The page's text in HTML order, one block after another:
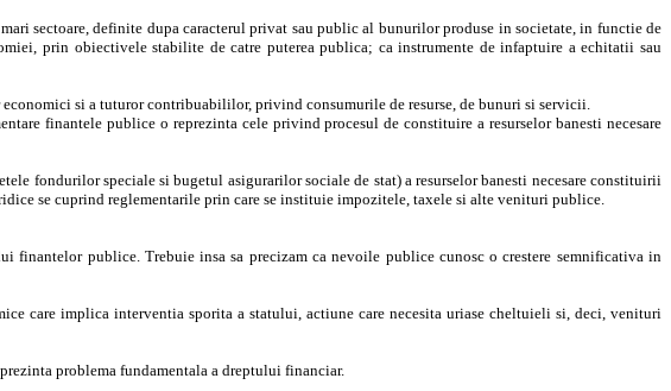
sectoare, definite dupa caracterul privat sau public al bunurilor produse in societate, in functie de
prin obiectivele stabilite de catre puterea publica; ca instrumente de infaptuire a echitatii sau
si a tuturor contribuabililor, privind consumurile de resurse, de bunuri si servicii.
finantele publice o reprezinta cele privind procesul de constituire a resurselor banesti necesare
fondurilor speciale si bugetul asigurarilor sociale de stat) a resurselor banesti necesare constituirii
se cuprind reglementarile prin care se instituie impozitele, taxele si alte venituri publice.
publice. Trebuie insa sa precizam ca nevoile publice cunosc o crestere semnificativa in
care implica interventia sporita a statului, actiune care necesita uriase cheltuieli si, deci, venituri
problema fundamentala a dreptului financiar.